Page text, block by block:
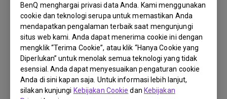
BenQ menghargai privasi data Anda. Kami menggunakan
cookie dan teknologi serupa untuk memastikan Anda
mendapatkan pengalaman terbaik saat mengunjungi
situs web kami. Anda dapat menerima cookie ini dengan
mengklik “Terima Cookie”, atau klik “Hanya Cookie yang
Diperlukan” untuk menolak semua teknologi yang tidak
esensial. Anda dapat menyesuaikan pengaturan cookie
Anda di sini kapan saja. Untuk informasi lebih lanjut,
silakan kunjungi Kebijakan Cookie dan Kebijakan
Mengapa monitor saya berkedip-kedip?
Mengapa monitor BenQ saya tidak dapat
ditampilkan dengan benar melalui kabel
USB-C(Type C)?
Apa itu kebocoran lampu latar atau